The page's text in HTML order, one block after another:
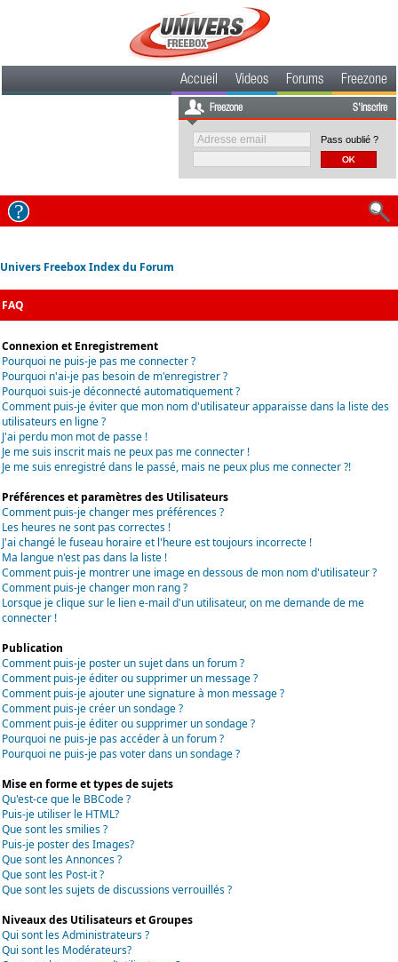
Accueil Videos Forums Freezone
Freezone S'inscrire
Pass oublié ?
Univers Freebox Index du Forum
FAQ
Connexion et Enregistrement
Pourquoi ne puis-je pas me connecter ?
Pourquoi n'ai-je pas besoin de m'enregistrer ?
Pourquoi suis-je déconnecté automatiquement ?
Comment puis-je éviter que mon nom d'utilisateur apparaisse dans la liste des
utilisateurs en ligne ?
J'ai perdu mon mot de passe !
Je me suis inscrit mais ne peux pas me connecter !
Je me suis enregistré dans le passé, mais ne peux plus me connecter ?!
Préférences et paramètres des Utilisateurs
Comment puis-je changer mes préférences ?
Les heures ne sont pas correctes !
J'ai changé le fuseau horaire et l'heure est toujours incorrecte !
Ma langue n'est pas dans la liste !
Comment puis-je montrer une image en dessous de mon nom d'utilisateur ?
Comment puis-je changer mon rang ?
Lorsque je clique sur le lien e-mail d'un utilisateur, on me demande de me
connecter !
Publication
Comment puis-je poster un sujet dans un forum ?
Comment puis-je éditer ou supprimer un message ?
Comment puis-je ajouter une signature à mon message ?
Comment puis-je créer un sondage ?
Comment puis-je éditer ou supprimer un sondage ?
Pourquoi ne puis-je pas accéder à un forum ?
Pourquoi ne puis-je pas voter dans un sondage ?
Mise en forme et types de sujets
Qu'est-ce que le BBCode ?
Puis-je utiliser le HTML?
Que sont les smilies ?
Puis-je poster des Images?
Que sont les Annonces ?
Que sont les Post-it ?
Que sont les sujets de discussions verrouillés ?
Niveaux des Utilisateurs et Groupes
Qui sont les Administrateurs ?
Qui sont les Modérateurs?